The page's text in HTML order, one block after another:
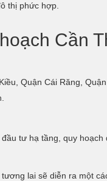
thị phức hợp.
Cần
Quận Cái Răng,
tư hạ tầng, quy
lai sẽ diễn ra một